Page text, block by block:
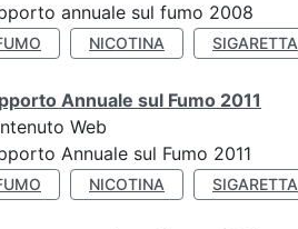
annuale sul fumo 2008
NICOTINA SIGARETTA
Annuale sul Fumo 2011
Web
Annuale sul Fumo 2011
NICOTINA SIGARETTA